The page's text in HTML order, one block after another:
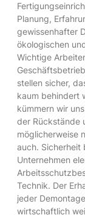
Planung,
gewissenhafter
ökologischen
Wichtige
stellen sicher,
kaum behindert
kümmern wir
der Rückstände
möglicherweise
auch. Sicherheit
Unternehmen
Technik. Der
jeder
wirtschaftlich